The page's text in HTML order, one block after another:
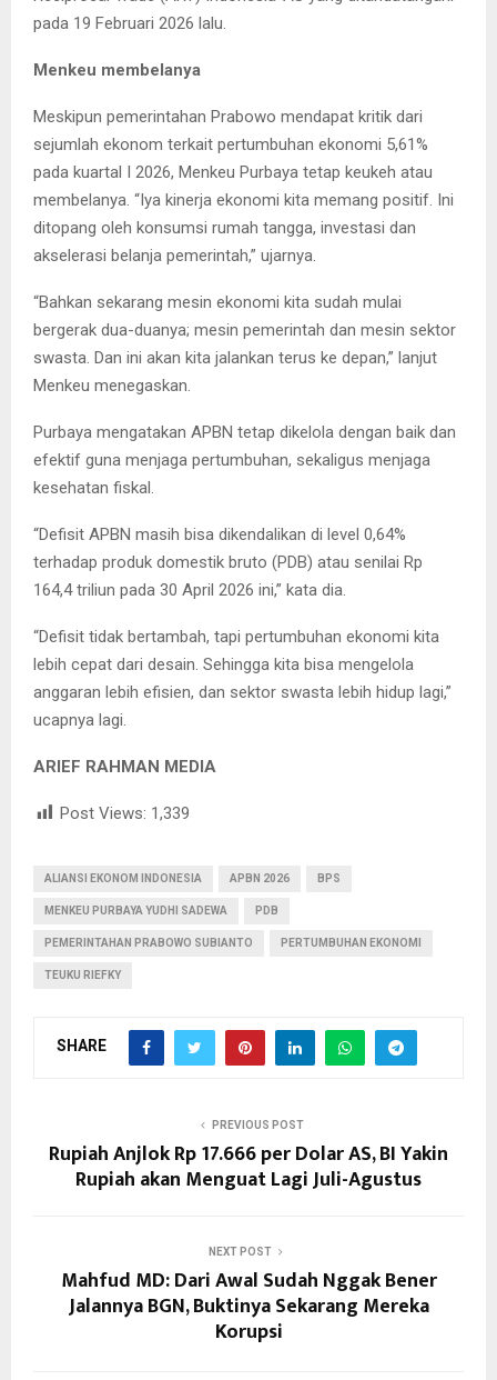
pada 19 Februari 2026 lalu.
Menkeu membelanya
Meskipun pemerintahan Prabowo mendapat kritik dari
sejumlah ekonom terkait pertumbuhan ekonomi 5,61%
pada kuartal I 2026, Menkeu Purbaya tetap keukeh atau
membelanya. “Iya kinerja ekonomi kita memang positif. Ini
ditopang oleh konsumsi rumah tangga, investasi dan
akselerasi belanja pemerintah,” ujarnya.
“Bahkan sekarang mesin ekonomi kita sudah mulai
bergerak dua-duanya; mesin pemerintah dan mesin sektor
swasta. Dan ini akan kita jalankan terus ke depan,” lanjut
Menkeu menegaskan.
Purbaya mengatakan APBN tetap dikelola dengan baik dan
efektif guna menjaga pertumbuhan, sekaligus menjaga
kesehatan fiskal.
“Defisit APBN masih bisa dikendalikan di level 0,64%
terhadap produk domestik bruto (PDB) atau senilai Rp
164,4 triliun pada 30 April 2026 ini,” kata dia.
“Defisit tidak bertambah, tapi pertumbuhan ekonomi kita
lebih cepat dari desain. Sehingga kita bisa mengelola
anggaran lebih efisien, dan sektor swasta lebih hidup lagi,”
ucapnya lagi.
ARIEF RAHMAN MEDIA
Post Views: 1,339
ALIANSI EKONOM INDONESIA APBN 2026 BPS
MENKEU PURBAYA YUDHI SADEWA PDB
PEMERINTAHAN PRABOWO SUBIANTO PERTUMBUHAN EKONOMI
TEUKU RIEFKY
SHARE
PREVIOUS POST
Rupiah Anjlok Rp 17.666 per Dolar AS, BI Yakin
Rupiah akan Menguat Lagi Juli-Agustus
NEXT POST
Mahfud MD: Dari Awal Sudah Nggak Bener
Jalannya BGN, Buktinya Sekarang Mereka
Korupsi